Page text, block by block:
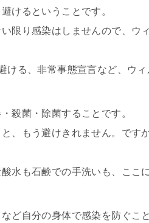
けるということです。
限り感染はしませんので、ウ
ける、非常事態宣言など、ウ
殺菌・除菌することです。
、もう避けきれません。です
水も石鹸での手洗いも、ここ
ど自分の身体で感染を防ぐこ